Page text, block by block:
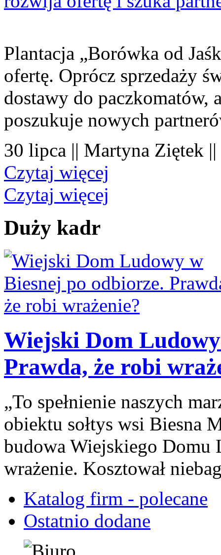
Plantacja „Borówka od
ofertę. Oprócz sprzedaży
dostawy do paczkomatów,
poszukuje nowych
30 lipca || Martyna Ziętek
Czytaj więcej
Czytaj więcej
Duży kadr
Wiejski Dom
Prawda, że robi
„To spełnienie naszych
obiektu sołtys wsi Biesna
budowa Wiejskiego Domu
wrażenie. Kosztował
Katalog firm - polecane
Ostatnio dodane